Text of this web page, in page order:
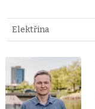
Elektřina